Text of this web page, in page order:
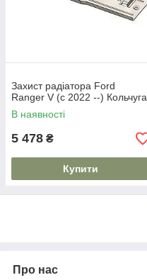
Захист радіатора Ford
Ranger V (c 2022 --) Кольчуга
В наявності
5 478 ₴
Купити
Про нас